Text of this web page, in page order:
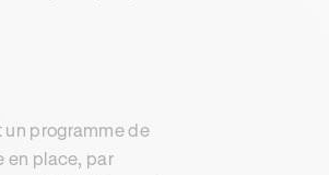
un programme de
en place, par